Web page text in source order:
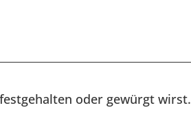
oder gewürgt wirst.